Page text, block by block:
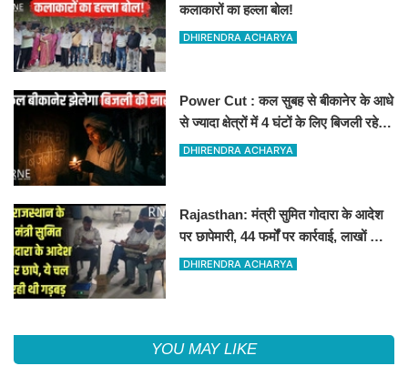
कलाकारों का हल्ला बोल!
DHIRENDRA ACHARYA
Power Cut : कल सुबह से बीकानेर के आधे
से ज्यादा क्षेत्रों में 4 घंटों के लिए बिजली रहेगी
गुल
DHIRENDRA ACHARYA
Rajasthan: मंत्री सुमित गोदारा के आदेश
पर छापेमारी, 44 फर्मों पर कार्रवाई, लाखों का
जुर्माना
DHIRENDRA ACHARYA
YOU MAY LIKE